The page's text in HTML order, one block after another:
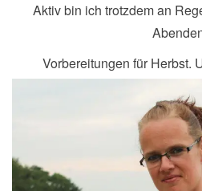
Aktiv bin ich trotzdem an
Vorbereitungen für Herbst.